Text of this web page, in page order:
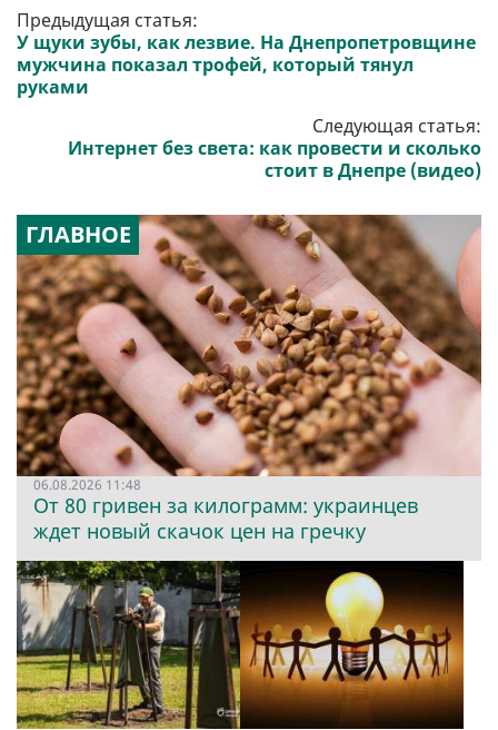
Предыдущая статья:
У щуки зубы, как лезвие. На Днепропетровщине
мужчина показал трофей, который тянул
руками
Следующая статья:
Интернет без света: как провести и сколько
стоит в Днепре (видео)
ГЛАВНОЕ
06.08.2026 11:48
От 80 гривен за килограмм: украинцев
ждет новый скачок цен на гречку